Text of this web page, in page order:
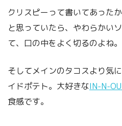
クリスピーって書いてあった
と思っていたら、やわらかい
て、口の中をよく切るのよね
そしてメインのタコスより気
イドポテト。大好きなIN-N-
食感です。